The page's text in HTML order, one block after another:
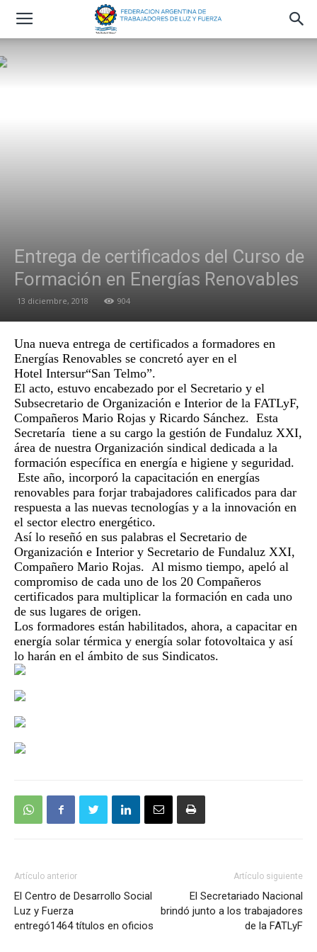
Entrega de certificados del Curso de
Formación en Energías Renovables
13 diciembre, 2018 904
Una nueva entrega de certificados a formadores en
Energías Renovables se concretó ayer en el
Hotel Intersur“San Telmo”.
El acto, estuvo encabezado por el Secretario y el
Subsecretario de Organización e Interior de la FATLyF,
Compañeros Mario Rojas y Ricardo Sánchez. Esta
Secretaría tiene a su cargo la gestión de Fundaluz XXI,
área de nuestra Organización sindical dedicada a la
formación específica en energía e higiene y seguridad.
Este año, incorporó la capacitación en energías
renovables para forjar trabajadores calificados para dar
respuesta a las nuevas tecnologías y a la innovación en
el sector electro energético.
Así lo reseñó en sus palabras el Secretario de
Organización e Interior y Secretario de Fundaluz XXI,
Compañero Mario Rojas. Al mismo tiempo, apeló al
compromiso de cada uno de los 20 Compañeros
certificados para multiplicar la formación en cada uno
de sus lugares de origen.
Los formadores están habilitados, ahora, a capacitar en
energía solar térmica y energía solar fotovoltaica y así
lo harán en el ámbito de sus Sindicatos.
Artículo anterior
El Centro de Desarrollo Social
Luz y Fuerza
entregó1464 títulos en oficios
Artículo siguiente
El Secretariado Nacional
brindó junto a los trabajadores
de la FATLyF